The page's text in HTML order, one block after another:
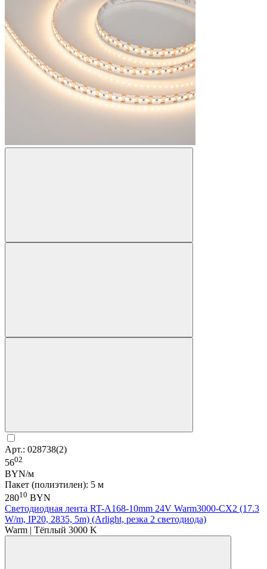
Арт.: 028738(2)
5602
BYN/м
Пакет (полиэтилен): 5 м
28010 BYN
Светодиодная лента RT-A168-10mm 24V Warm3000-CX2 (17.3
W/m, IP20, 2835, 5m) (Arlight, резка 2 светодиода)
Warm | Тёплый 3000 K